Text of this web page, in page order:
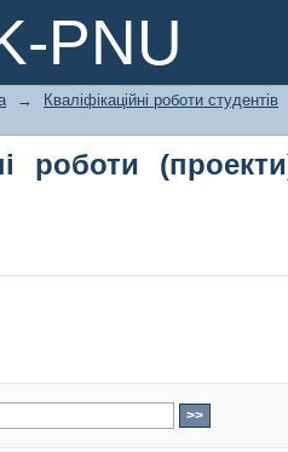
PNU
роботи (проекти)
→ Кваліфікаційні роботи студентів
роботи